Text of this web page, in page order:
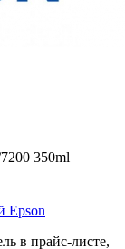
350ml
Epson
в прайс-листе,